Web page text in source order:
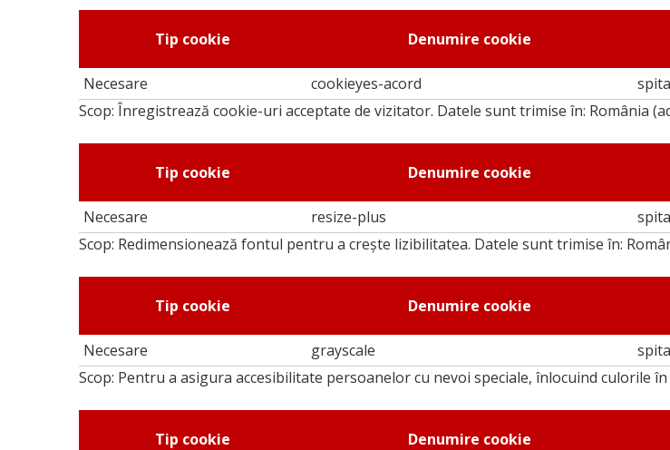
Tip cookie Denumire cookie
Necesare cookieyes-acord
Scop: Înregistrează cookie-uri acceptate de vizitator. Datele sunt trimise în: România
Tip cookie Denumire cookie
Necesare resize-plus
Scop: Redimensionează fontul pentru a crește lizibilitatea. Datele sunt trimise în:
Tip cookie Denumire cookie
Necesare grayscale
Scop: Pentru a asigura accesibilitate persoanelor cu nevoi speciale, înlocuind culorile
Tip cookie Denumire cookie